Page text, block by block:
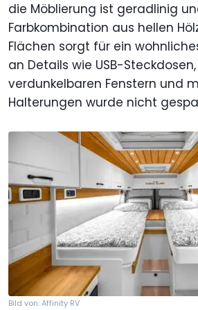
die Möblierung ist geradlinig
Farbkombination aus hellen
Flächen sorgt für ein
an Details wie USB-
verdunkelbaren Fenstern und
Halterungen wurde nicht
Bild von: Affinity RV